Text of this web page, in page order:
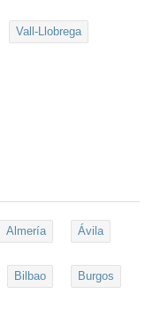
Vall-Llobrega
Almería Ávila
Bilbao Burgos